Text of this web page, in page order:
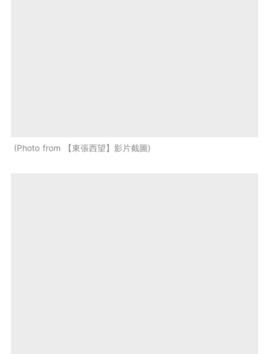
Photo from 【東張西望】影片截圖